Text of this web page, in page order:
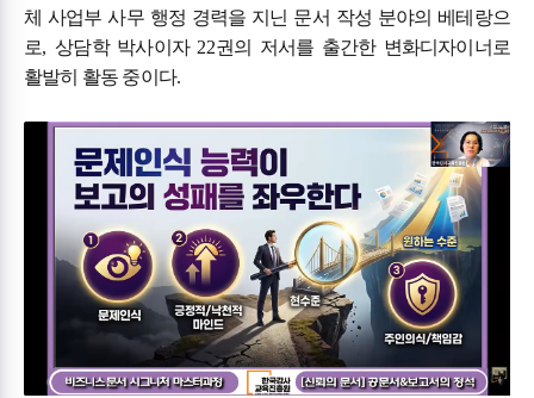
체 사업부 사무 행정 경력을 지닌 문서 작성 분야의 베테랑으
로,상담학 박사이자 22권의 저서를 출간한 변화디자이너로
활발히 활동 중이다.